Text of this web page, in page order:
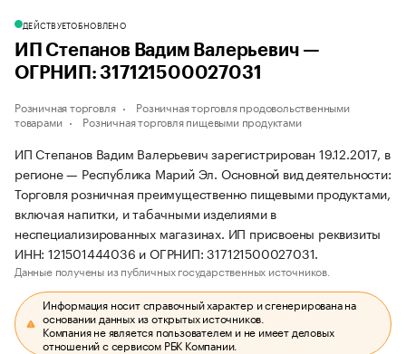
ДЕЙСТВУЕТОБНОВЛЕНО
ИП Степанов Вадим Валерьевич —
ОГРНИП: 317121500027031
Розничная торговля
Розничная торговля продовольственными
товарами
Розничная торговля пищевыми продуктами
ИП Степанов Вадим Валерьевич зарегистрирован 19.12.2017, в
регионе — Республика Марий Эл. Основной вид деятельности:
Торговля розничная преимущественно пищевыми продуктами,
включая напитки, и табачными изделиями в
неспециализированных магазинах. ИП присвоены реквизиты
ИНН: 121501444036 и ОГРНИП: 317121500027031.
Данные получены из публичных государственных источников.
Информация носит справочный характер и сгенерирована на
основании данных из открытых источников.
Компания не является пользователем и не имеет деловых
отношений с сервисом РБК Компании.